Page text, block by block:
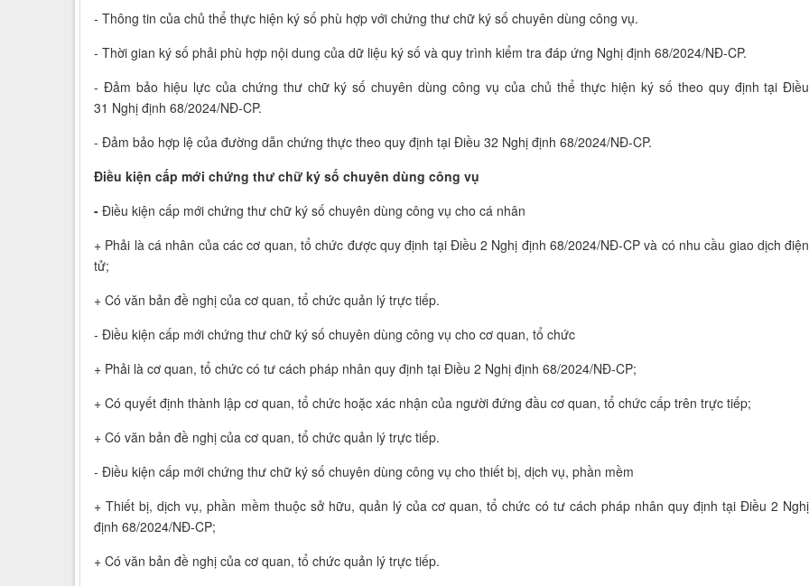
- Thông tin của chủ thể thực hiện ký số phù hợp với chứng thư chữ ký số chuyên dùng công vụ.
- Thời gian ký số phải phù hợp nội dung của dữ liệu ký số và quy trình kiểm tra đáp ứng Nghị định 68/2024/NĐ-CP.
- Đảm bảo hiệu lực của chứng thư chữ ký số chuyên dùng công vụ của chủ thể thực hiện ký số theo quy định tại Điều
31 Nghị định 68/2024/NĐ-CP.
- Đảm bảo hợp lệ của đường dẫn chứng thực theo quy định tại Điều 32 Nghị định 68/2024/NĐ-CP.
Điều kiện cấp mới chứng thư chữ ký số chuyên dùng công vụ
- Điều kiện cấp mới chứng thư chữ ký số chuyên dùng công vụ cho cá nhân
+ Phải là cá nhân của các cơ quan, tổ chức được quy định tại Điều 2 Nghị định 68/2024/NĐ-CP và có nhu cầu giao dịch điện
tử;
+ Có văn bản đề nghị của cơ quan, tổ chức quản lý trực tiếp.
- Điều kiện cấp mới chứng thư chữ ký số chuyên dùng công vụ cho cơ quan, tổ chức
+ Phải là cơ quan, tổ chức có tư cách pháp nhân quy định tại Điều 2 Nghị định 68/2024/NĐ-CP;
+ Có quyết định thành lập cơ quan, tổ chức hoặc xác nhận của người đứng đầu cơ quan, tổ chức cấp trên trực tiếp;
+ Có văn bản đề nghị của cơ quan, tổ chức quản lý trực tiếp.
- Điều kiện cấp mới chứng thư chữ ký số chuyên dùng công vụ cho thiết bị, dịch vụ, phần mềm
+ Thiết bị, dịch vụ, phần mềm thuộc sở hữu, quản lý của cơ quan, tổ chức có tư cách pháp nhân quy định tại Điều 2 Nghị
định 68/2024/NĐ-CP;
+ Có văn bản đề nghị của cơ quan, tổ chức quản lý trực tiếp.